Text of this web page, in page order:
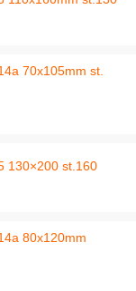
70x105mm st.
130×200 st.160
80x120mm